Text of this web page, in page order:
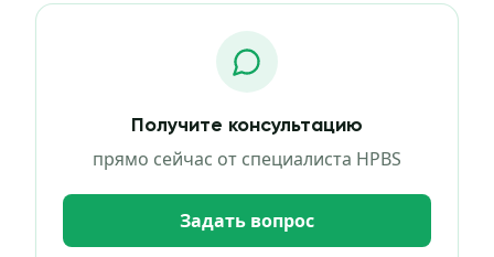
Получите консультацию
прямо сейчас от специалиста HPBS
Задать вопрос